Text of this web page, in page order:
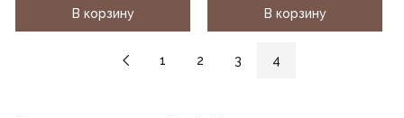
В корзину
В корзину
1 2 3 4